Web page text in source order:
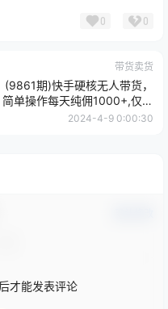
0 0
带货卖货
(9861期)快手硬核无人带货，
简单操作每天纯佣1000+,仅需
一部手机，新手小白直接上手
2024-4-9 0:00:30
才能发表评论